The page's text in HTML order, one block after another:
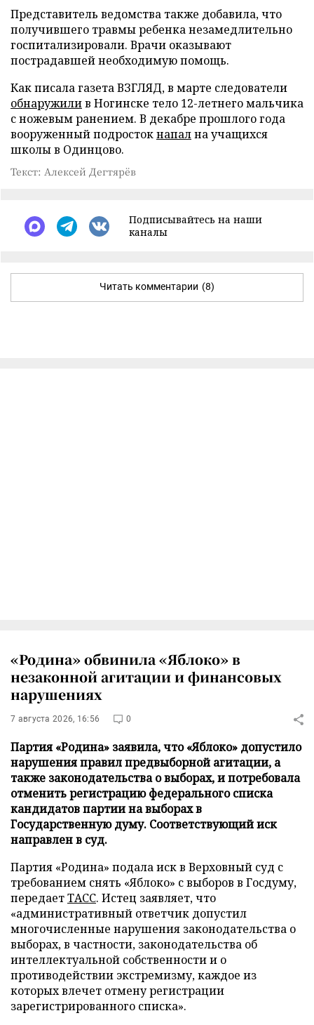
Представитель ведомства также добавила, что
получившего травмы ребенка незамедлительно
госпитализировали. Врачи оказывают
пострадавшей необходимую помощь.
Как писала газета ВЗГЛЯД, в марте следователи
обнаружилив Ногинске тело 12-летнего мальчика
с ножевым ранением. В декабре прошлого года
вооруженный подростокнапална учащихся
школы в Одинцово.
Текст: Алексей Дегтярёв
Подписывайтесь на наши
каналы
Читать комментарии (8)
«Родина» обвинила «Яблоко» в
незаконной агитации и финансовых
нарушениях
7 августа 2026, 16:56 0
Партия «Родина» заявила, что «Яблоко» допустило
нарушения правил предвыборной агитации, а
также законодательства о выборах, и потребовала
отменить регистрацию федерального списка
кандидатов партии на выборах в
Государственную думу. Соответствующий иск
направлен в суд.
Партия «Родина» подала иск в Верховный суд с
требованием снять «Яблоко» с выборов в Госдуму,
передаетТАСС. Истец заявляет, что
«административный ответчик допустил
многочисленные нарушения законодательства о
выборах, в частности, законодательства об
интеллектуальной собственности и о
противодействии экстремизму, каждое из
которых влечет отмену регистрации
зарегистрированного списка».